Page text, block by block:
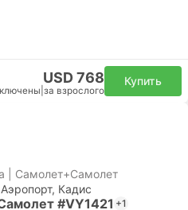
USD 768
за взрослого
Купить
| Самолет+Самолет
Кадис
#VY1421 +1